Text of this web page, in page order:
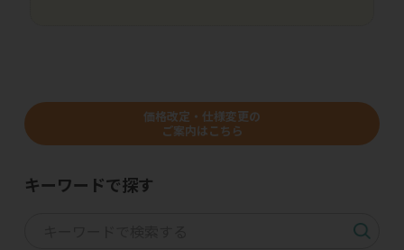
価格改定・仕様変更の
ご案内はこちら
キーワードで探す